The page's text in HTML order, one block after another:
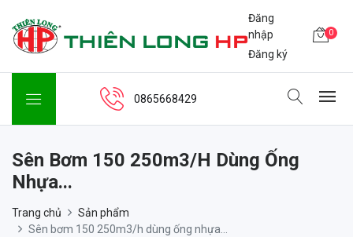
Đăng
nhập
Đăng ký
0
0865668429
Sên Bơm 150 250m3/h Dùng Ống
Nhựa...
Trang chủ
Sản phẩm
Sên bơm 150 250m3/h dùng ống nhựa...